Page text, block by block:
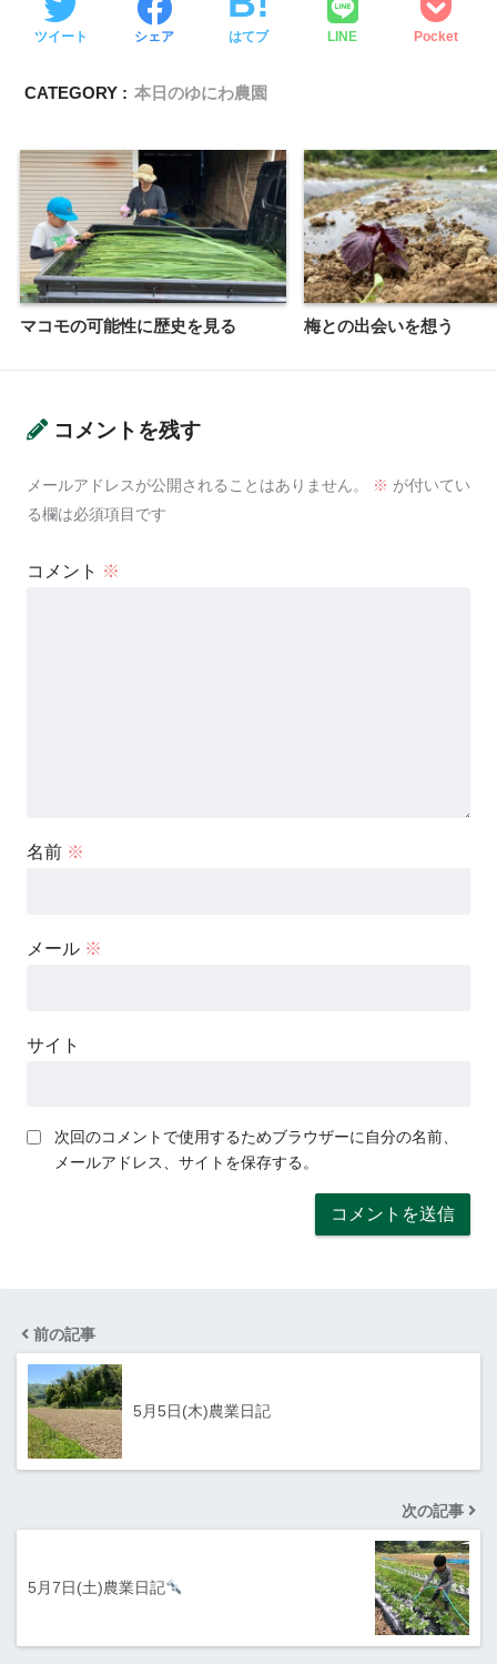
ツイート シェア はてブ LINE Pocket
CATEGORY : 本日のゆにわ農園
マコモの可能性に歴史を見る 梅との出会いを想う
コメントを残す
メールアドレスが公開されることはありません。 ※ が付いてい
る欄は必須項目です
コメント ※
名前 ※
メール ※
サイト
次回のコメントで使用するためブラウザーに自分の名前、
メールアドレス、サイトを保存する。
前の記事
5月5日(木)農業日記
次の記事
5月7日(土)農業日記